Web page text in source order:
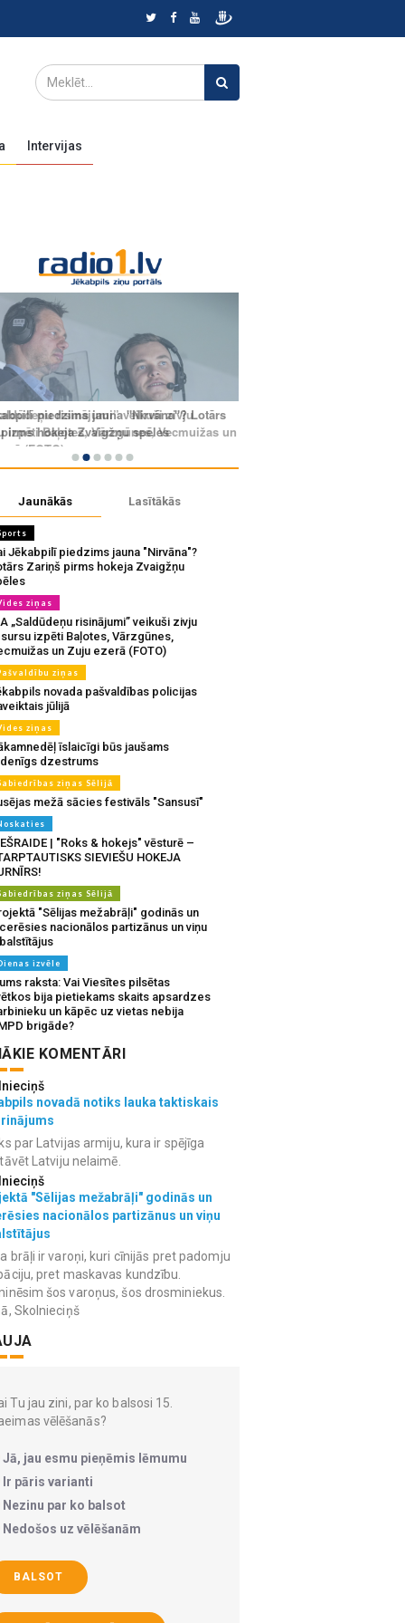
Intervijas
Jaunākās Lasītākās
Jēkabpilī piedzims jauna "Nirvāna"?
Zariņš pirms hokeja Zvaigžņu
ziņas
„Saldūdeņu risinājumi” veikuši zivju
izpēti Baļotes, Vārzgūnes,
un Zuju ezerā (FOTO)
ziņas
novada pašvaldības policijas
jūlijā
ziņas
īslaicīgi būs jaušams
dzestrums
ziņas Sēlijā
mežā sācies festivāls "Sansusī"
| "Roks & hokejs" vēsturē –
SIEVIEŠU HOKEJA
ziņas Sēlijā
"Sēlijas mežabrāļi" godinās un
nacionālos partizānus un viņu
izvēle
raksta: Vai Viesītes pilsētas
bija pietiekams skaits apsardzes
un kāpēc uz vietas nebija
brigāde?
KOMENTĀRI
novadā notiks lauka taktiskais
par Latvijas armiju, kura ir spējīga
Latviju nelaimē.
"Sēlijas mežabrāļi" godinās un
nacionālos partizānus un viņu
brāļi ir varoņi, kuri cīnijās pret padomju
pret maskavas kundzību.
šos varoņus, šos drosminiekus.
Skolnieciņš
Tu jau zini, par ko balsosi 15.
vēlēšanās?
Jā, jau esmu pieņēmis lēmumu
Ir pāris varianti
Nezinu par ko balsot
Nedošos uz vēlēšanām
BALSOT